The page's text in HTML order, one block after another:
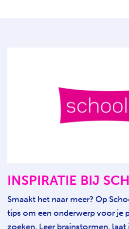
INSPIRATIE BIJ
Smaakt het naar meer? Op
tips om een onderwerp voor je
zoeken. Leer brainstormen,